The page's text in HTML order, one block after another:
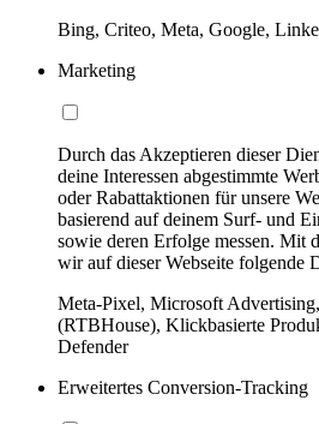
Bing, Criteo, Meta, Google,
Marketing
Durch das Akzeptieren dieser
deine Interessen abgestimmte
oder Rabattaktionen für unsere
basierend auf deinem Surf- und
sowie deren Erfolge messen. Mit
wir auf dieser Webseite folgende
Meta-Pixel, Microsoft
(RTBHouse), Klickbasierte
Defender
Erweitertes Conversion-Tracking